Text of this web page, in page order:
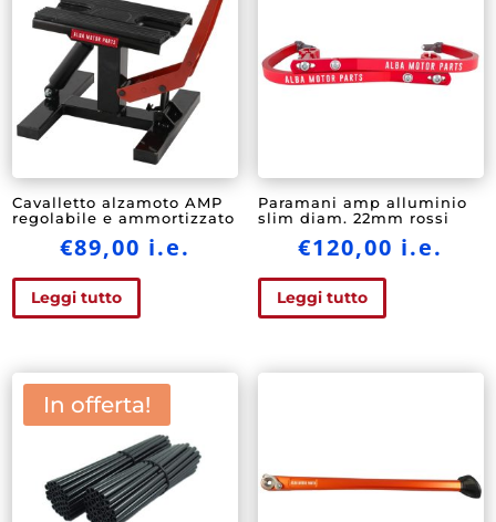
Cavalletto alzamoto AMP
regolabile e ammortizzato
€89,00 i.e.
Leggi tutto
Paramani amp alluminio
slim diam. 22mm rossi
€120,00 i.e.
Leggi tutto
In offerta!